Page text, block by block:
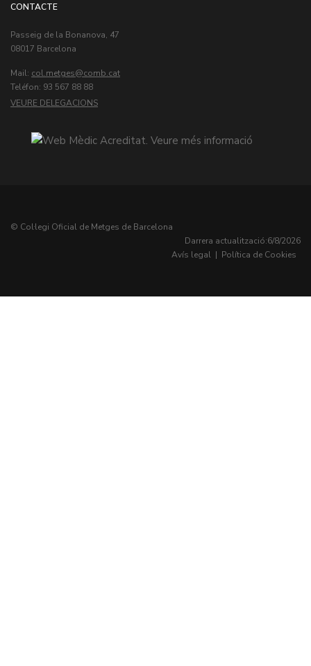
CONTACTE
Passeig de la Bonanova, 47
08017 Barcelona
Mail: col.metges
Teléfon: 93 567 88 88
VEURE DELEGACIONS
© Col·legi Oficial de Metges de Barcelona
Darrera actualització:6/8/2026
Avís legal | Política de Cookies